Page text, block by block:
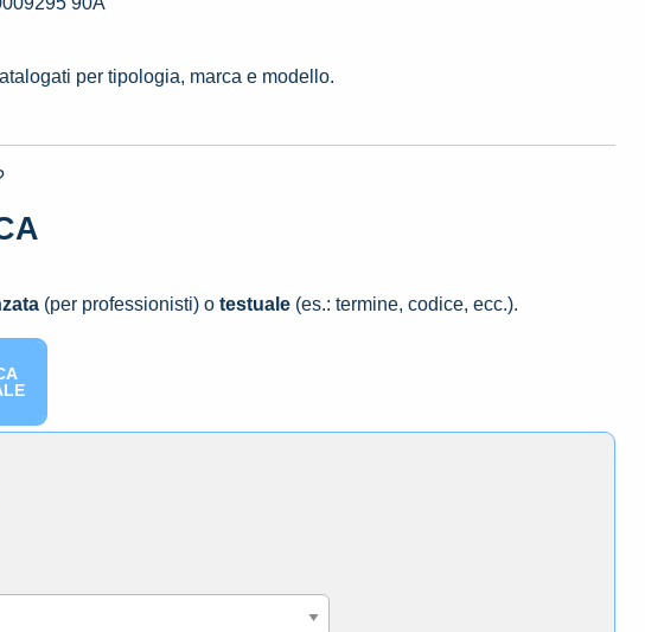
per tipologia, marca e modello.
(per professionisti) o testuale (es.: termine, codice, ecc.).